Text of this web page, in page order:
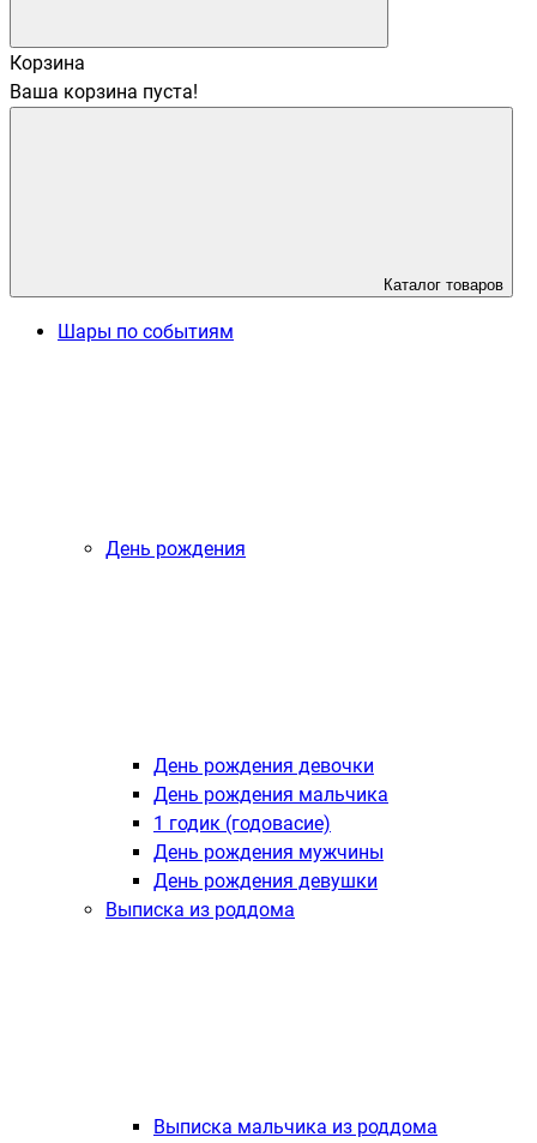
Корзина
Ваша корзина пуста!
Каталог товаров
Шары по событиям
День рождения
День рождения девочки
День рождения мальчика
1 годик (годовасие)
День рождения мужчины
День рождения девушки
Выписка из роддома
Выписка мальчика из роддома